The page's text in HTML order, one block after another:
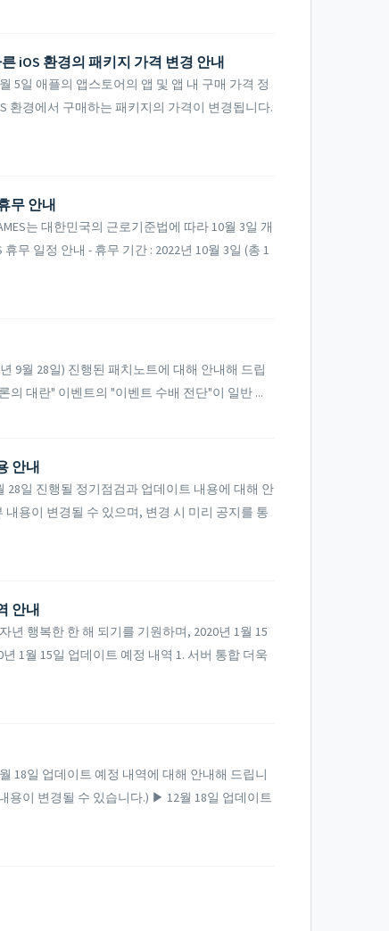
iOS 환경의 패키지 가격 변경 안내
5일 애플의 앱스토어의 앱 및 앱 내 구매 가격 정
환경에서 구매하는 패키지의 가격이 변경됩니다.
무 안내
는 대한민국의 근로기준법에 따라 10월 3일 개
무 일정 안내 - 휴무 기간 : 2022년 10월 3일 (총 1
9월 28일) 진행된 패치노트에 대해 안내해 드립
의 대란" 이벤트의 "이벤트 수배 전단"이 일반 ...
안내
28일 진행될 정기점검과 업데이트 내용에 대해 안
용이 변경될 수 있으며, 변경 시 미리 공지를 통
안내
년 행복한 한 해 되기를 기원하며, 2020년 1월 15
1월 15일 업데이트 예정 내역 1. 서버 통합 더욱
18일 업데이트 예정 내역에 대해 안내해 드립니
용이 변경될 수 있습니다.) ▶ 12월 18일 업데이트